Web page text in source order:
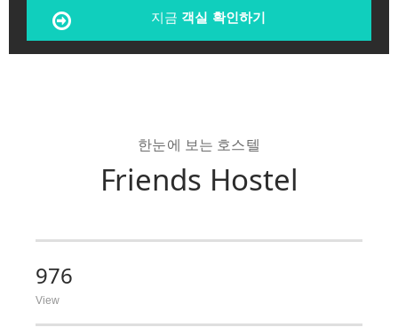
지금 객실 확인하기
한눈에 보는 호스텔
Friends Hostel
976
View